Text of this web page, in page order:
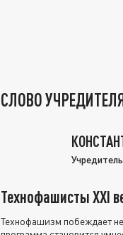
СЛОВО
Технофашисты XXI
Технофашизм побеждает